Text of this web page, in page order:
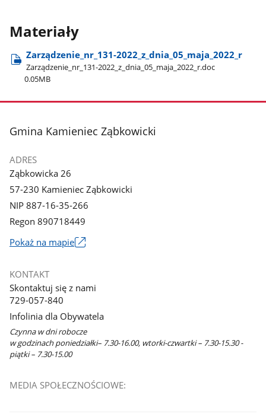
Materiały
Zarządzenie​_nr​_131-2022​_z​_dnia​_05​_maja​_2022​_r
Zarządzenie​_nr​_131-2022​_z​_dnia​_05​_maja​_2022​_r.doc
0.05MB
stopka
Gmina Kamieniec Ząbkowicki
ADRES
Ząbkowicka 26
57-230 Kamieniec Ząbkowicki
NIP 887-16-35-266
Regon 890718449
Pokaż na mapieLink
nowym
KONTAKT
Skontaktuj się z nami
729-057-840
Infolinia dla Obywatela
Czynna w dni robocze
w godzinach poniedziałki– 7.30-16.00, wtorki-czwartki – 7.30-15.30 -
piątki – 7.30-15.00
MEDIA SPOŁECZNOŚCIOWE: